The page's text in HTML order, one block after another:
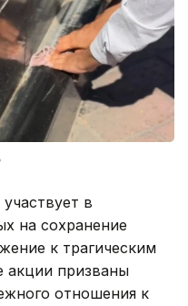
в
на сохранение
к трагическим
акции призваны
отношения к